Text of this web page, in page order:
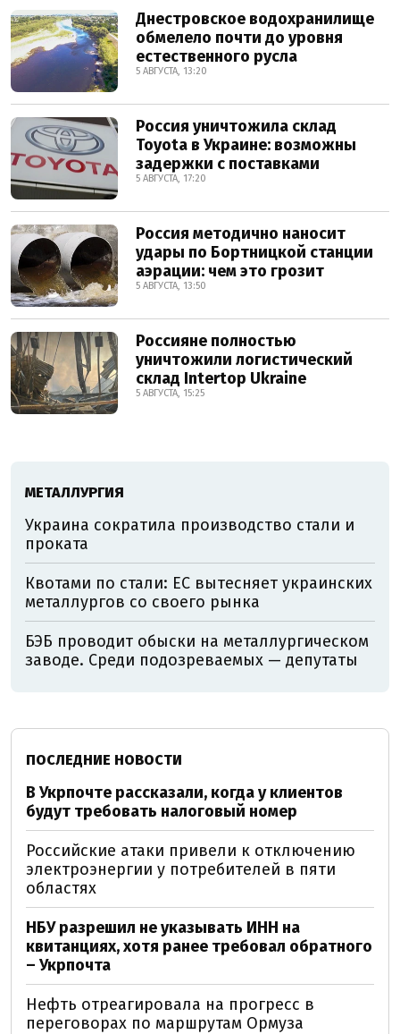
Днестровское водохранилище
обмелело почти до уровня
естественного русла
5 АВГУСТА, 13:20
Россия уничтожила склад
Toyota в Украине: возможны
задержки с поставками
5 АВГУСТА, 17:20
Россия методично наносит
удары по Бортницкой станции
аэрации: чем это грозит
5 АВГУСТА, 13:50
Россияне полностью
уничтожили логистический
склад Intertop Ukraine
5 АВГУСТА, 15:25
МЕТАЛЛУРГИЯ
Украина сократила производство стали и
проката
Квотами по стали: ЕС вытесняет украинских
металлургов со своего рынка
БЭБ проводит обыски на металлургическом
заводе. Среди подозреваемых — депутаты
ПОСЛЕДНИЕ НОВОСТИ
В Укрпочте рассказали, когда у клиентов
будут требовать налоговый номер
Российские атаки привели к отключению
электроэнергии у потребителей в пяти
областях
НБУ разрешил не указывать ИНН на
квитанциях, хотя ранее требовал обратного
– Укрпочта
Нефть отреагировала на прогресс в
переговорах по маршрутам Ормуза